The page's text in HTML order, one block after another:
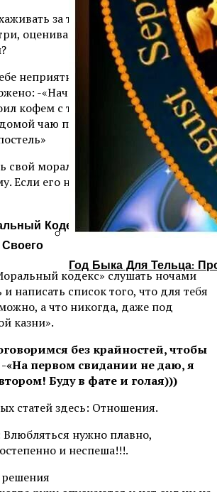
Год Быка Для Тельца:
за тобой. Мужчина ценен
оценивай, делай выводы. Ну, что
неприятно? А почему? В
-«Начнет ухаживать, буду
кофем с тортиком, сводил в
чаю попить, значит ВСЕ, надо
свой моральный кодекс, составить
Если его нет, не беда, можно
Кодекс Лучше, Чем
кодекс» слушать ночами
и написать список того, что для тебя
а что никогда, даже под
казни».
без крайностей, чтобы
«На первом свидании не даю, я
Буду в фате и голая)))
статей здесь: Отношения.
Влюбляться нужно плавно,
и неспеша!!!.